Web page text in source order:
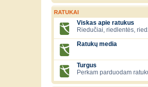
RATUKAI
Viskas apie ratukus
Riedučiai, riedlentės,
Ratukų media
Turgus
Perkam parduodam